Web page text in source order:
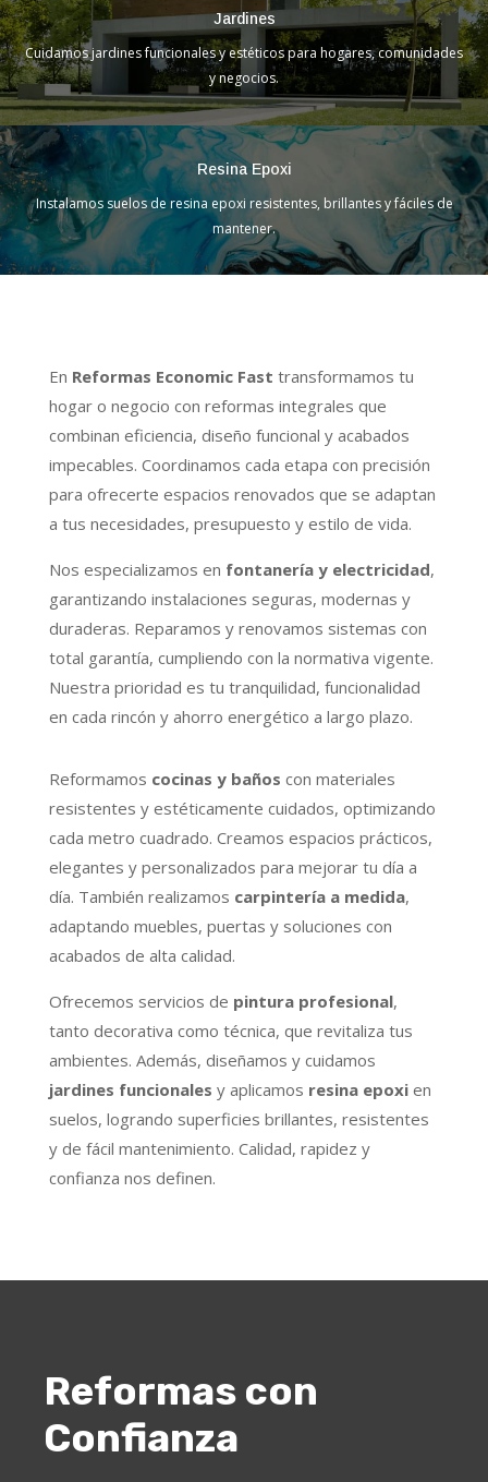
Jardines
Cuidamos jardines funcionales y estéticos para hogares, comunidades
y negocios.
Resina Epoxi
Instalamos suelos de resina epoxi resistentes, brillantes y fáciles de
mantener.
En Reformas Economic Fast transformamos tu
hogar o negocio con reformas integrales que
combinan eficiencia, diseño funcional y acabados
impecables. Coordinamos cada etapa con precisión
para ofrecerte espacios renovados que se adaptan
a tus necesidades, presupuesto y estilo de vida.
Nos especializamos en fontanería y electricidad,
garantizando instalaciones seguras, modernas y
duraderas. Reparamos y renovamos sistemas con
total garantía, cumpliendo con la normativa vigente.
Nuestra prioridad es tu tranquilidad, funcionalidad
en cada rincón y ahorro energético a largo plazo.
Reformamos cocinas y baños con materiales
resistentes y estéticamente cuidados, optimizando
cada metro cuadrado. Creamos espacios prácticos,
elegantes y personalizados para mejorar tu día a
día. También realizamos carpintería a medida,
adaptando muebles, puertas y soluciones con
acabados de alta calidad.
Ofrecemos servicios de pintura profesional,
tanto decorativa como técnica, que revitaliza tus
ambientes. Además, diseñamos y cuidamos
jardines funcionales y aplicamos resina epoxien
suelos, logrando superficies brillantes, resistentes
y de fácil mantenimiento. Calidad, rapidez y
confianza nos definen.
Reformas con
Confianza